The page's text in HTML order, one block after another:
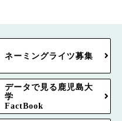
ネーミングライツ募集
データで見る鹿児島大
学
FactBook